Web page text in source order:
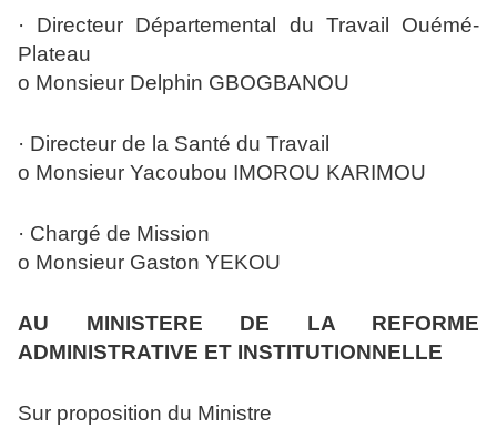
· Directeur Départemental du Travail Ouémé-
Plateau
o Monsieur Delphin GBOGBANOU
· Directeur de la Santé du Travail
o Monsieur Yacoubou IMOROU KARIMOU
· Chargé de Mission
o Monsieur Gaston YEKOU
AU MINISTERE DE LA REFORME
ADMINISTRATIVE ET INSTITUTIONNELLE
Sur proposition du Ministre